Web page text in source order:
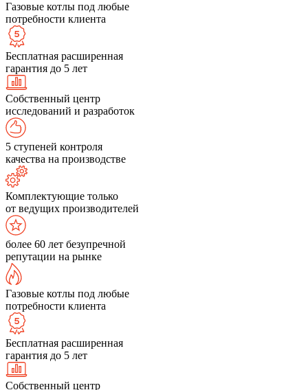
Газовые котлы под любые
потребности клиента
Бесплатная расширенная
гарантия до 5 лет
Собственный центр
исследований и разработок
5 ступеней контроля
качества на производстве
Комплектующие только
от ведущих производителей
более 60 лет безупречной
репутации на рынке
Газовые котлы под любые
потребности клиента
Бесплатная расширенная
гарантия до 5 лет
Собственный центр